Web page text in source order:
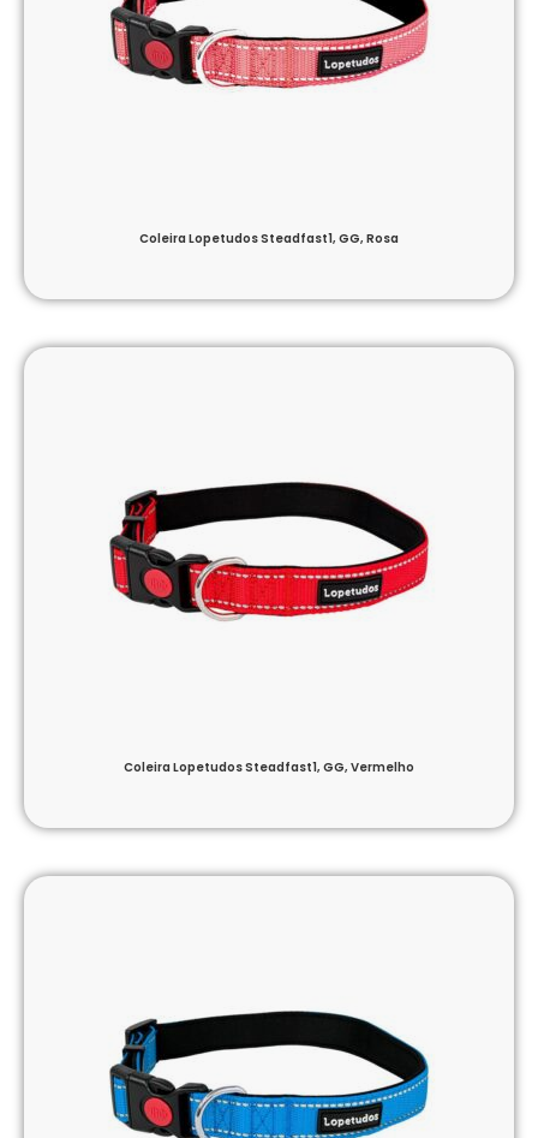
Coleira Lopetudos Steadfast1, GG, Rosa
Coleira Lopetudos Steadfast1, GG, Vermelho